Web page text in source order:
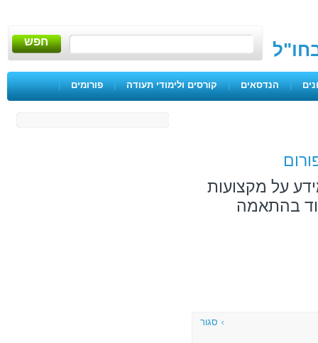
חפש
| הנדסאים | קורסים ולימודי תעודה | פורומים |
על מקצועות
בהתאמה
סגור